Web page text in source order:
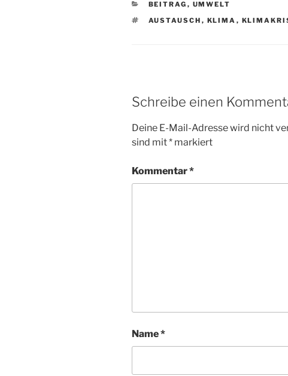
KATEGORIEN
BEITRAG , UMWELT
SCHLAGWÖRTER
AUSTAUSCH , KLIMA ,
Schreibe einen
Deine E-Mail-Adresse wird nicht
sind mit* markiert
Kommentar*
Name*